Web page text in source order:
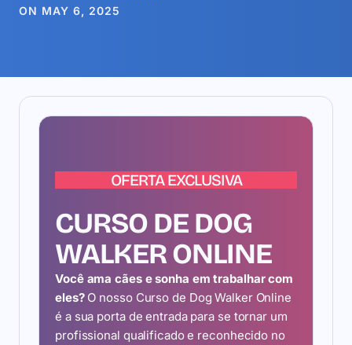
ON MAY 6, 2025
OFERTA EXCLUSIVA
CURSO DE DOG
WALKER ONLINE
Você ama cães e sonha em trabalhar com
eles?O nosso Curso de Dog Walker Online
é a sua porta de entrada para se tornar um
profissional qualificado e reconhecido no